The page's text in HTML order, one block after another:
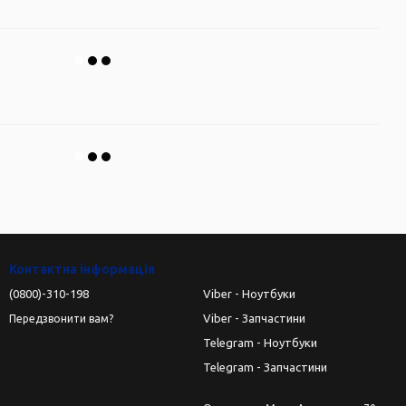
Контактна інформація
(0800)-310-198
Передзвонити вам?
Viber - Ноутбуки
Viber - Запчастини
Telegram - Ноутбуки
Telegram - Запчастини